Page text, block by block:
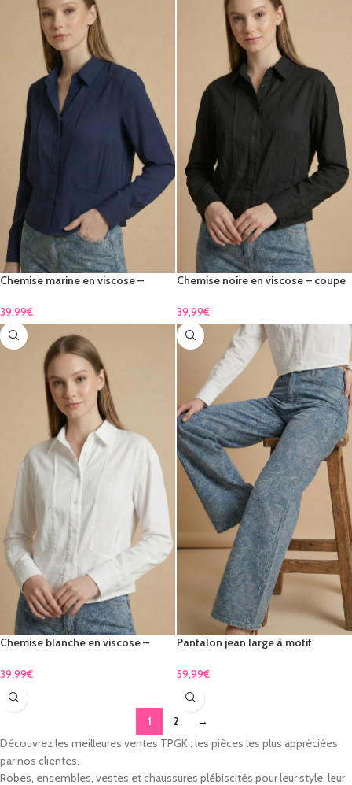
Chemise marine en viscose –
39,99€
Chemise noire en viscose – coupe
39,99€
Chemise blanche en viscose –
39,99€
Pantalon jean large à motif
59,99€
1 2
→
Découvrez les meilleures ventes TPGK : les pièces les plus appréciées
par nos clientes.
Robes, ensembles, vestes et chaussures plébiscités pour leur style, leur